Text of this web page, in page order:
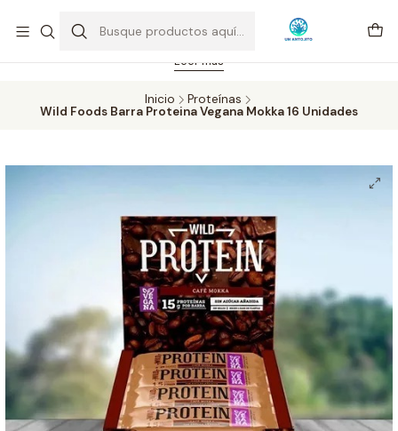
Feriado 21-05-2026 atención hasta las 14 hrs. Envío GRATIS mismo
día solo área Metropolitana Santiago por compras desde CLP 39.900.
Pedidos hasta 16 hrs., sábados y domingos hasta 14 hrs.
Leer más
Inicio
Proteínas
Wild Foods Barra Proteina Vegana Mokka 16 Unidades